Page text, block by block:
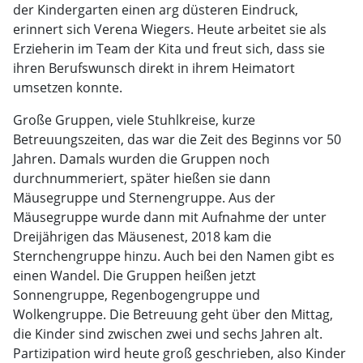
der Kindergarten einen arg düsteren Eindruck,
erinnert sich Verena Wiegers. Heute arbeitet sie als
Erzieherin im Team der Kita und freut sich, dass sie
ihren Berufswunsch direkt in ihrem Heimatort
umsetzen konnte.
Große Gruppen, viele Stuhlkreise, kurze
Betreuungszeiten, das war die Zeit des Beginns vor 50
Jahren. Damals wurden die Gruppen noch
durchnummeriert, später hießen sie dann
Mäusegruppe und Sternengruppe. Aus der
Mäusegruppe wurde dann mit Aufnahme der unter
Dreijährigen das Mäusenest, 2018 kam die
Sternchengruppe hinzu. Auch bei den Namen gibt es
einen Wandel. Die Gruppen heißen jetzt
Sonnengruppe, Regenbogengruppe und
Wolkengruppe. Die Betreuung geht über den Mittag,
die Kinder sind zwischen zwei und sechs Jahren alt.
Partizipation wird heute groß geschrieben, also Kinder